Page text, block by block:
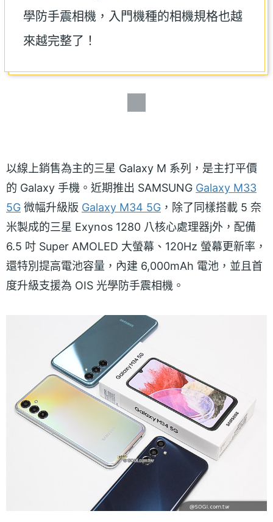
學防手震相機，入門機種的相機規格也越
來越完整了！
以線上銷售為主的三星 Galaxy M 系列，是主打平價
的 Galaxy 手機。近期推出 SAMSUNG Galaxy M33
5G 微幅升級版 Galaxy M34 5G ，除了同樣搭載 5 奈
米製成的三星 Exynos 1280 八核心處理器j外，配備
6.5 吋 Super AMOLED 大螢幕、120Hz 螢幕更新率，
還特別提高電池容量，內建 6,000mAh 電池，並且首
度升級支援為 OIS 光學防手震相機。